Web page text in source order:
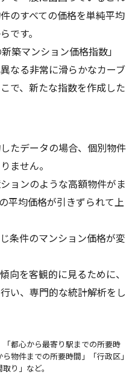
のすべての価格を単純平均
です。
築マンション価格指数」
なる非常に滑らかなカーブ
で、新たな指数を作成した
たデータの場合、個別物件
ません。
ョンのような高額物件がま
平均価格が引きずられて上
条件のマンション価格が変
向を客観的に見るために、
い、専門的な統計解析をし
都心から最寄り駅までの所要時
物件までの所要時間」「行政区」
り」など。